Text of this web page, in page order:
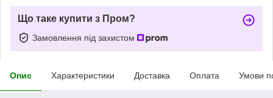
Що таке купити з Пром?
Замовлення під захистом
Опис Характеристики Доставка Оплата Умови